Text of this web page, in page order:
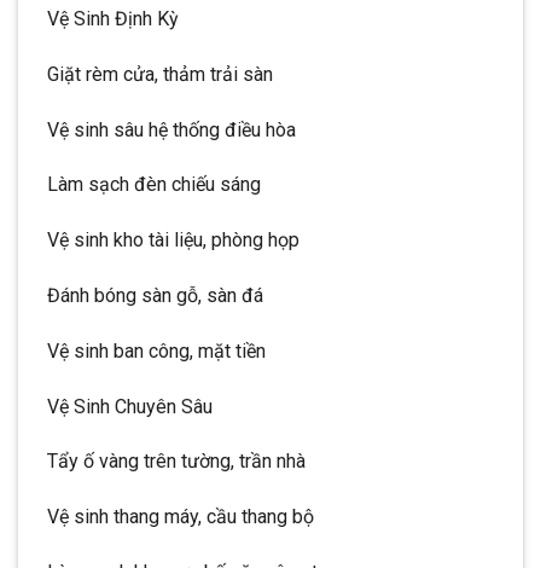
Vệ Sinh Định Kỳ
Giặt rèm cửa, thảm trải sàn
Vệ sinh sâu hệ thống điều hòa
Làm sạch đèn chiếu sáng
Vệ sinh kho tài liệu, phòng họp
Đánh bóng sàn gỗ, sàn đá
Vệ sinh ban công, mặt tiền
Vệ Sinh Chuyên Sâu
Tẩy ố vàng trên tường, trần nhà
Vệ sinh thang máy, cầu thang bộ